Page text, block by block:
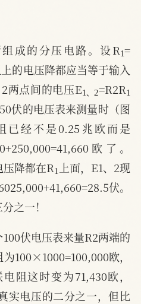
成的分压电路。设R =
的电压降都应当等于输入
两点间的电压E
、
1 、
2 =R2R1
伏的电压表来测量时（图
已经不是0.25兆欧而是
欧了。
降都在R 1上面，E1、2现
伏。
之一！
伏电压表来量R2两端的
100×1000=100,000欧，
阻这时变为71,430欧，
实电压的二分之一，但比